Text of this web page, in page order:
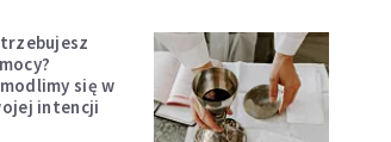
się w
intencji